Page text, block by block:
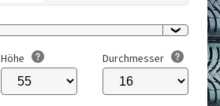
Höhe Durchmesser